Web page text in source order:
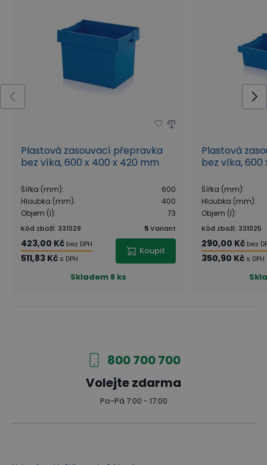
Plastová zasouvací přepravka
bez víka, 600 x 400 x 420 mm
Šířka (mm):
600
Hloubka (mm):
400
Objem (l): 73
Kód zboží: 331029 5Variant
423,00 Kč bez DPH
511,83 Kč s DPH
Koupit
Skladem 8 ks
Plastová
bez víka, 600
Šířka (mm):
Hloubka (mm):
Objem (l):
Kód zboží: 331025
290,00 Kč bez
350,90 Kč s DPH
800 700 700
Volejte zdarma
Po-Pá 7:00 - 17:00